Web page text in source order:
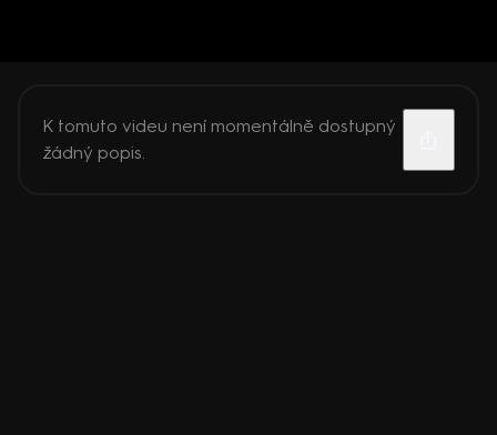
K tomuto videu není momentálně dostupný
žádný popis.